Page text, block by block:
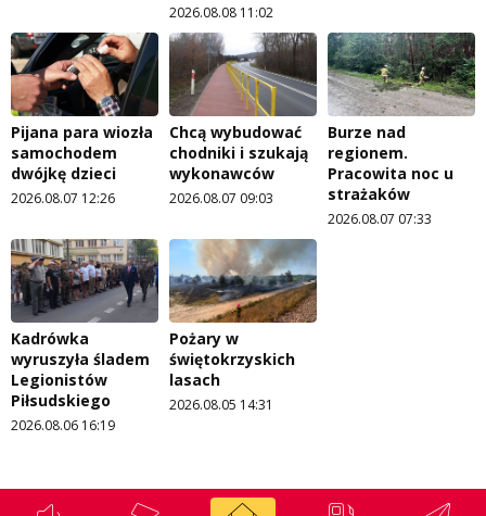
2026.08.08 11:02
Pijana para wiozła
samochodem
dwójkę dzieci
2026.08.07 12:26
Chcą wybudować
chodniki i szukają
wykonawców
2026.08.07 09:03
Burze nad
regionem.
Pracowita noc u
strażaków
2026.08.07 07:33
Kadrówka
wyruszyła śladem
Legionistów
Piłsudskiego
2026.08.06 16:19
Pożary w
świętokrzyskich
lasach
2026.08.05 14:31